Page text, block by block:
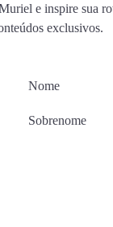
e inspire sua
exclusivos.
Nome
Sobrenome